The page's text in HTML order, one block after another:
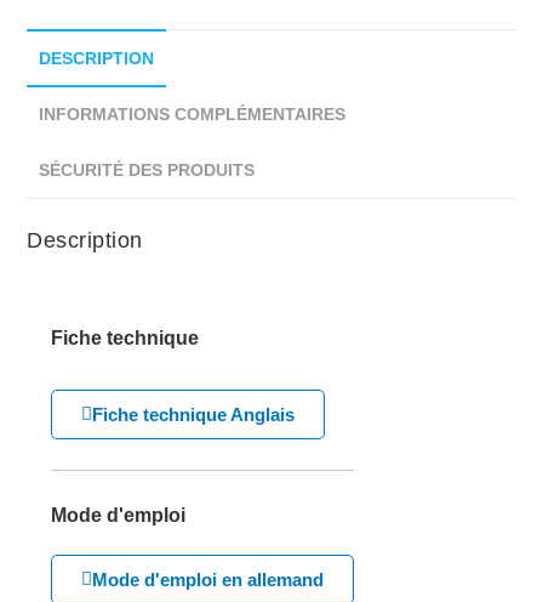
DESCRIPTION
INFORMATIONS COMPLÉMENTAIRES
SÉCURITÉ DES PRODUITS
Description
Fiche technique
Fiche technique Anglais
Mode d'emploi
Mode d'emploi en allemand